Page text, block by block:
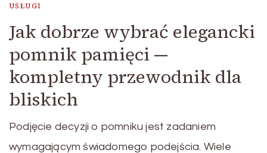
USŁUGI
Jak dobrze wybrać elegancki
pomnik pamięci —
kompletny przewodnik dla
bliskich
Podjęcie decyzji o pomniku jest zadaniem
wymagającym świadomego podejścia. Wiele